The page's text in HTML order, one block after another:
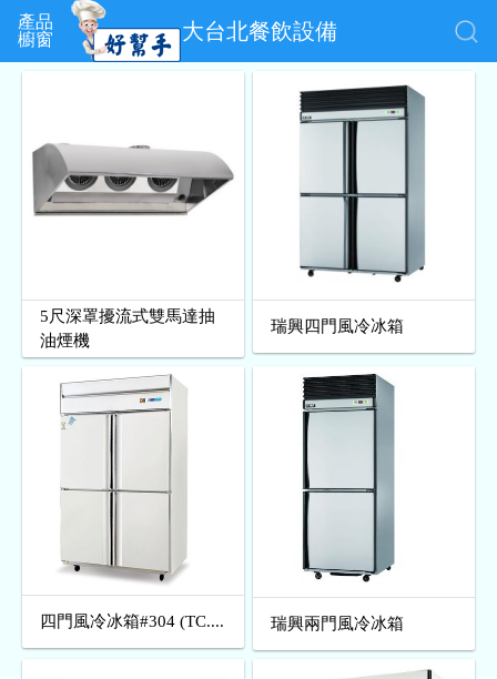
產品
櫥窗
大台北餐飲設備
5尺深罩擾流式雙馬達抽
油煙機
瑞興四門風冷冰箱
四門風冷冰箱#304 (TC.... 瑞興兩門風冷冰箱